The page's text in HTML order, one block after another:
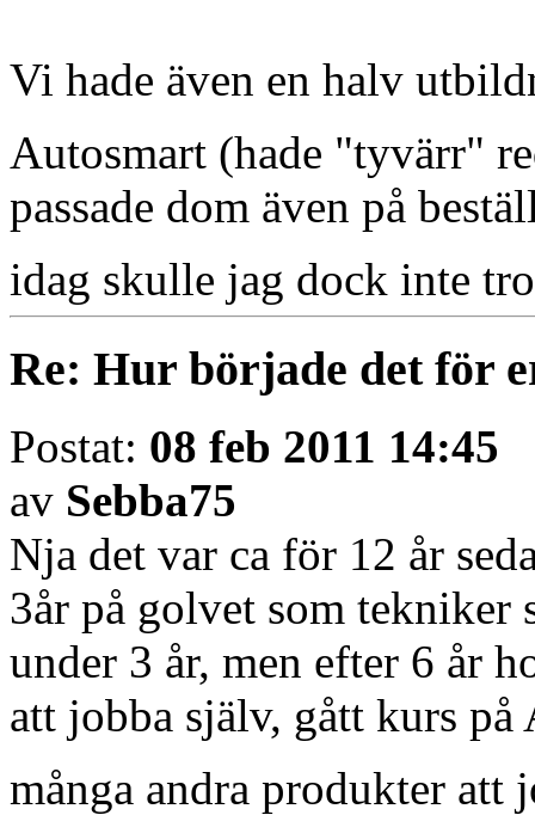
Vi hade även en halv
Autosmart (hade "tyvärr"
passade dom även på
idag skulle jag dock inte
Re: Hur började det för
Postat: 08 feb 2011 14:45
av Sebba75
Nja det var ca för 12 år
3år på golvet som tekniker
under 3 år, men efter 6 år
att jobba själv, gått kurs
många andra produkter att